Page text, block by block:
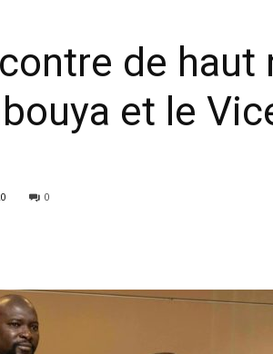
de
et le
0